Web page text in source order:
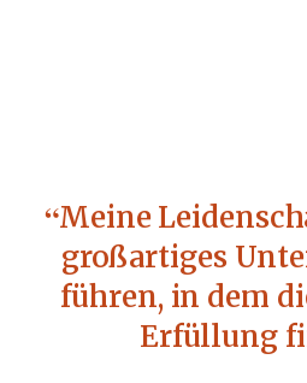
Meine
großartiges
führen, in dem
Erfüllung